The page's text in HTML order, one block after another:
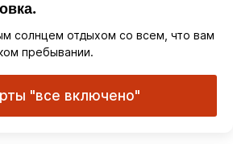
солнцем отдыхом со всем, что вам
пребывании.
"все включено"